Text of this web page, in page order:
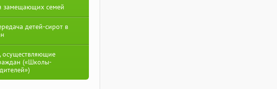
замещающих семей
детей-сирот в
осуществляющие
(«Школы-